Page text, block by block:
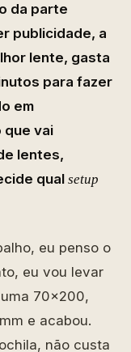
da parte
publicidade, a
lente, gasta
para fazer
em
que vai
lentes,
qual setup
eu penso o
eu vou levar
70×200,
e acabou.
não custa